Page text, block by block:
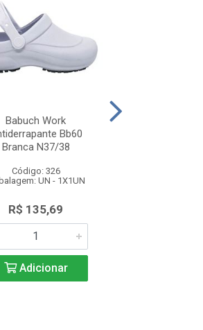
Babuch Work
Bb60
Branca N37/38
Código: 326
UN - 1X1UN
R$ 135,69
Adicionar